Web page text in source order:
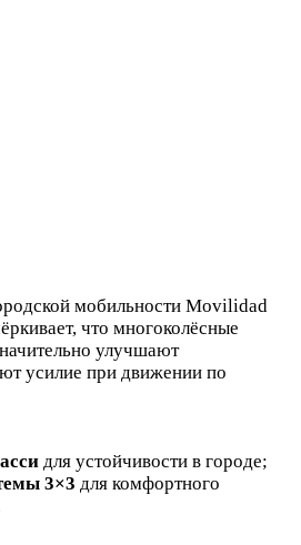
мобильности Movilidad
что многоколёсные
улучшают
усилие при движении по
для устойчивости в городе;
3×3 для комфортного